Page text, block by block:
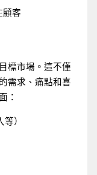
顧客
標市場。這不僅
需求、痛點和喜
：
）